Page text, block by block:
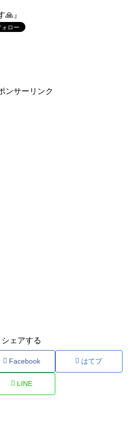
🙏』
ンサーリンク
シェアする
Facebook はてブ
LINE